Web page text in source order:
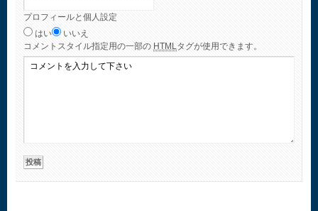
プロフィールと個人設定
はい
いいえ
コメント スタイル指定用の一部の HTMLタグが使用できます。